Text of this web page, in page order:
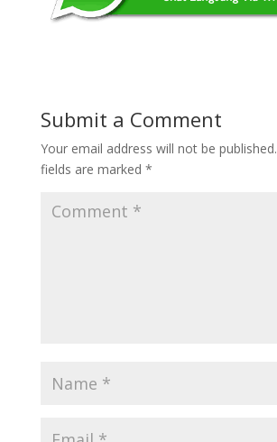
Submit a Comment
Your email address will not be published.
fields are marked *